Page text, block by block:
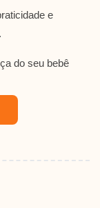
e
do seu bebê